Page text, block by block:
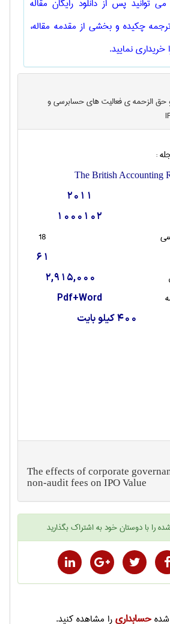
توانید پس از دانلود رایگان مقاله
چکیده و بخشی از مقدمه مقاله،
نمایید.
حق الزحمه ی فعالیت های حسابرسی و
:
The British Accounting
2011
1000102
18
61
2,915,000
Pdf+Word
400 کیلو بایت
The effects of corporate
non-audit fees on IPO Value
را با دوستان خود به اشتراک بگذارید
حسابداریرا مشاهده کنید.